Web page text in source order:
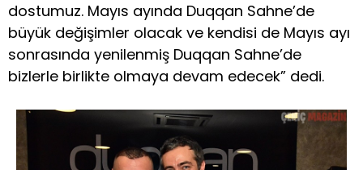
dostumuz. Mayıs ayında Duqqan Sahne’de
büyük değişimler olacak ve kendisi de Mayıs ayı
sonrasında yenilenmiş Duqqan Sahne’de
bizlerle birlikte olmaya devam edecek” dedi.